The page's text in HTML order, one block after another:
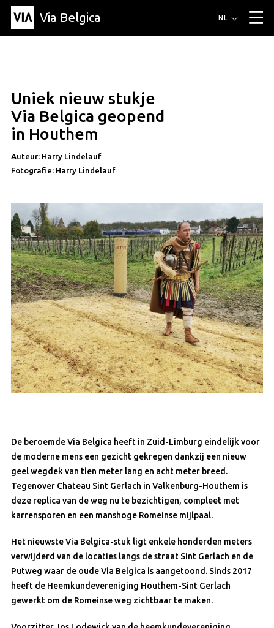
Via Belgica ▼
Artikel
Educatie
Recept
Vrienden
Over Via Belgica
NL
Uniek nieuw stukje
Via Belgica geopend
in Houthem
Auteur: Harry Lindelauf
Fotografie: Harry Lindelauf
De beroemde Via Belgica heeft in Zuid-Limburg eindelijk voor
de moderne mens een gezicht gekregen dankzij een nieuw
geel wegdek van tien meter lang en acht meter breed.
Tegenover Chateau Sint Gerlach in Valkenburg-Houthem is
deze replica van de weg nu te bezichtigen, compleet met
karrensporen en een manshoge Romeinse mijlpaal.
Het nieuwste Via Belgica-stuk ligt enkele honderden meters
verwijderd van de locaties langs de straat Sint Gerlach en de
Putweg waar de oude Via Belgica is aangetoond. Sinds 2017
heeft de Heemkundevereniging Houthem-Sint Gerlach
gewerkt om de Romeinse weg zichtbaar te maken.